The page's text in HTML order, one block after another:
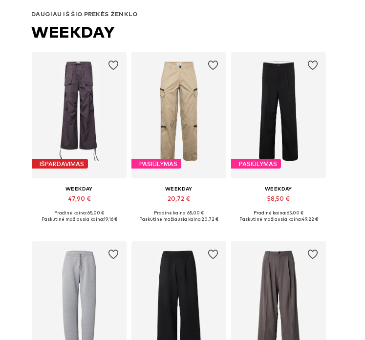
DAUGIAU IŠ ŠIO PREKĖS ŽENKLO
WEEKDAY
IŠPARDAVIMAS
WEEKDAY
47,90 €
Galimi dydžiai: 31-32
Pradinė kaina: 65,00 €
Paskutinė mažiausia kaina:19,16 €
PASIŪLYMAS
WEEKDAY
20,72 €
Galimi dydžiai: 44, 46, 48, 50
Pradinė kaina: 65,00 €
Paskutinė mažiausia kaina:20,72 €
PASIŪLYMAS
WEEKDAY
58,50 €
Pradinė kaina: 65,00 €
Paskutinė mažiausia kaina:49,22 €